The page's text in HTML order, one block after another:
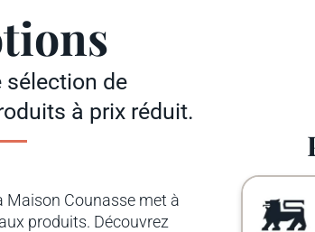
sélection de
à prix réduit.
Maison Counasse met à
produits. Découvrez